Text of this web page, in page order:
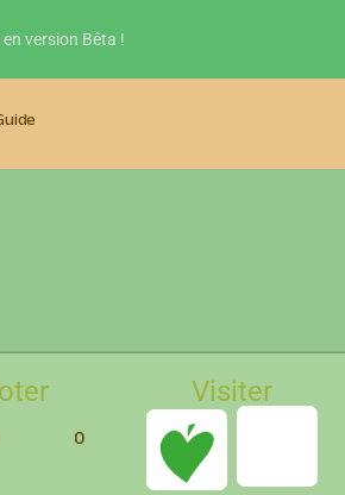
0
Visiter
version Bêta !